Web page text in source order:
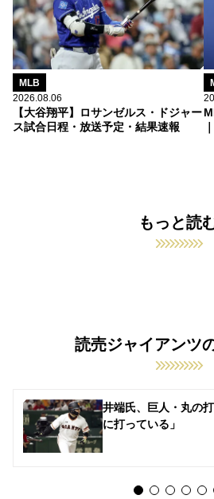
MLB
2026.08.06
【大谷翔平】ロサンゼルス・ドジャー
ス試合日程・放送予定・結果速報
もっと読
読売ジャイアンツ
井端氏、巨人・丸の
に打っている」